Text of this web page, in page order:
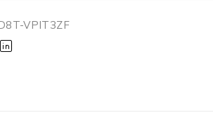
VPIT3ZF